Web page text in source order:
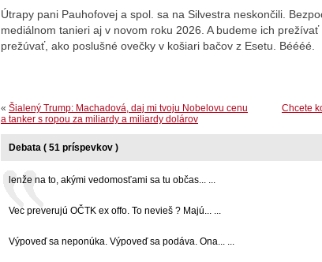
Útrapy pani Pauhofovej a spol. sa na Silvestra neskončili.
mediálnom tanieri aj v novom roku 2026. A budeme ich
prežúvať, ako poslušné ovečky v košiari bačov z Esetu. Béééé.
Chcete
« Šialený Trump: Machadová, daj mi tvoju Nobelovu cenu
a tanker s ropou za miliardy a miliardy dolárov
Debata ( 51 príspevkov )
lenže na to, akými vedomosťami sa tu občas... ...
Vec preverujú OČTK ex offo. To nevieš ? Majú... ...
Výpoveď sa neponúka. Výpoveď sa podáva. Ona... ...